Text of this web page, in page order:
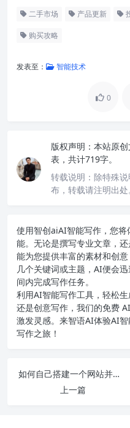
二手市场 产品更新
购买攻略
发表至： 智能技术
0
版权声明： 本站原
表，共计719字。
转载说明： 除特殊
布，转载请注明出处
使用智创aiAI智能写作 ，您
能。无论是撰写专业文章，
能为您提供丰富的素材和创
几个关键词或主题，AI便会
间内完成写作任务。
利用AI智能写作工具，轻松
还是创意写作，我们的免费
激发灵感。来智语AI体验AI
写作之旅！
如何自己搭建一个网站并实现盈利的详细步骤和实用技巧分享
上一篇